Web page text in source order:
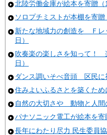
北陸労働金庫が絵本を寄贈（
ソロプチミストが本棚を寄贈
新たな地域力の創造を Ｆレ
日）
吹奏楽の楽しさを知って！
日）
ダンス調いそべ音頭 区民に
住みよいふるさとを築くた
自然の大切さや 動物と人間
パナソニック電工が絵本を寄
長年にわたり尽力 民生委員